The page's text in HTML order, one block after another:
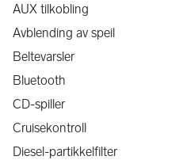
AUX tilkobling
Avblending av speil
Beltevarsler
Bluetooth
CD-spiller
Cruisekontroll
Diesel-partikkelfilter